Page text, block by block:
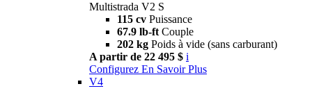
Multistrada V2 S
115 cv Puissance
67.9 lb-ft Couple
202 kg Poids à vide (sans carburant)
A partir de 22 495 $ i
Configurez En Savoir Plus
V4